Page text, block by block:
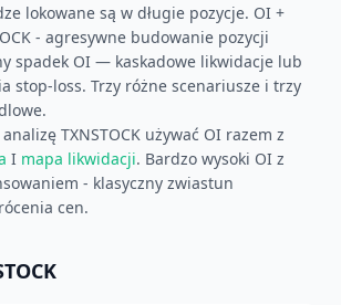
lokowane są w długie pozycje. OI +
- agresywne budowanie pozycji
spadek OI — kaskadowe likwidacje lub
stop-loss. Trzy różne scenariusze i trzy
TXNSTOCK używać OI razem z
I mapa likwidacji. Bardzo wysoki OI z
- klasyczny zwiastun
cen.